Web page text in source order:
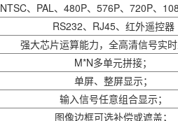
NTSC、 PAL、480P、576P、720P、
RS232、 RJ45、红外遥控器
强大芯片运算能力，全高清信号实
M*N多单元拼接；
单屏、整屏显示；
输入信号任意组合显示；
图像边框可选补偿或遮盖；